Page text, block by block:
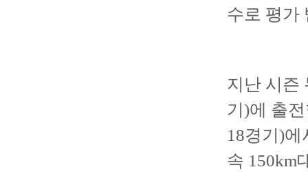
수로 평가
지난 시즌
기)에 출
18경기)에
속 150km